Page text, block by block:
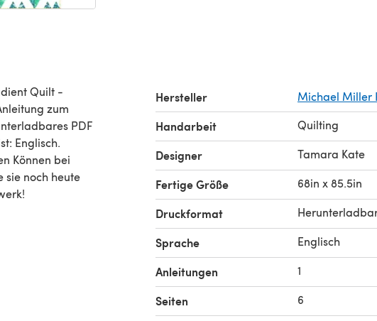
Quilt -
zum
PDF
Englisch.
Können bei
sie noch heute
Hersteller Michael Miller
Handarbeit Quilting
Designer Tamara Kate
Fertige Größe 68in x 85.5in
Druckformat
Sprache Englisch
Anleitungen 1
Seiten 6